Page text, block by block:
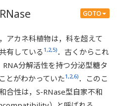
GOTO
アカネ科植物は，科を超えて
有している 1,2,5)．古くからこれ
分解活性を持つ分泌型糖タ
とがわかっていた1,2,6)．このこ
合性は，S-RNase型自家不和